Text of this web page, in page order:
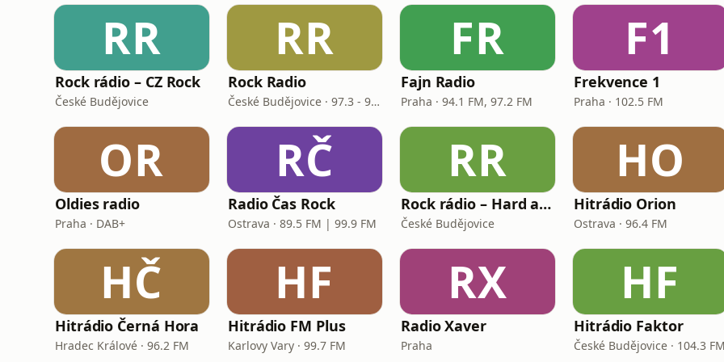
RR
Rock rádio – CZ Rock
České Budějovice
RR
Rock Radio
České Budějovice · 97.3 - 99.7 FM
FR
Fajn Radio
Praha · 94.1 FM, 97.2 FM
F1
Frekvence 1
Praha · 102.5 FM
OR
Oldies radio
Praha · DAB+
RČ
Radio Čas Rock
Ostrava · 89.5 FM | 99.9 FM
RR
Rock rádio – Hard and Heavy
České Budějovice
HO
Hitrádio Orion
Ostrava · 96.4 FM
HČ
Hitrádio Černá Hora
Hradec Králové · 96.2 FM
HF
Hitrádio FM Plus
Karlovy Vary · 99.7 FM
RX
Radio Xaver
Praha
HF
Hitrádio Faktor
České Budějovice · 104.3